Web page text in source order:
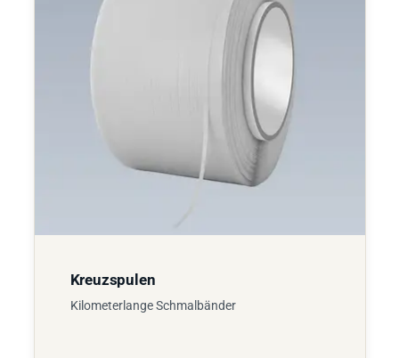
Kreuzspulen
Kilometerlange Schmalbänder